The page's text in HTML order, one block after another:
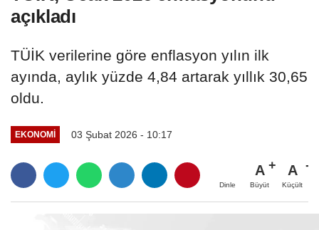
açıkladı
TÜİK verilerine göre enflasyon yılın ilk
ayında, aylık yüzde 4,84 artarak yıllık 30,65
oldu.
EKONOMI 03 Şubat 2026 - 10:17
Dinle
A
Büyüt
A
Küçült